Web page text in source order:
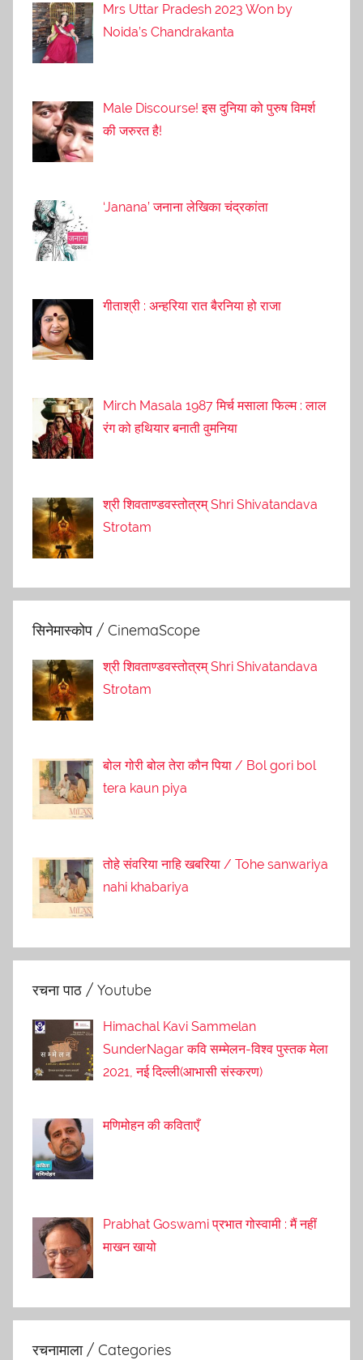
Mrs Uttar Pradesh 2023 Won by
Noida’s Chandrakanta
Male Discourse! इस दुनिया को पुरुष विमर्श
की जरुरत है!
‘Janana’ जनाना लेखिका चंद्रकांता
गीताश्री : अन्हरिया रात बैरनिया हो राजा
Mirch Masala 1987 मिर्च मसाला फिल्म : लाल
रंग को हथियार बनाती वुमनिया
श्री शिवताण्डवस्तोत्रम् Shri Shivatandava
Strotam
सिनेमास्कोप / CinemaScope
श्री शिवताण्डवस्तोत्रम् Shri Shivatandava
Strotam
बोल गोरी बोल तेरा कौन पिया / Bol gori bol
tera kaun piya
तोहे संवरिया नाहि खबरिया / Tohe sanwariya
nahi khabariya
रचना पाठ / Youtube
Himachal Kavi Sammelan
SunderNagar कवि सम्मेलन-विश्व पुस्तक मेला
2021, नई दिल्ली(आभासी संस्करण)
मणिमोहन की कविताएँ
Prabhat Goswami प्रभात गोस्वामी : मैं नहीं
माखन खायो
रचनामाला / Categories